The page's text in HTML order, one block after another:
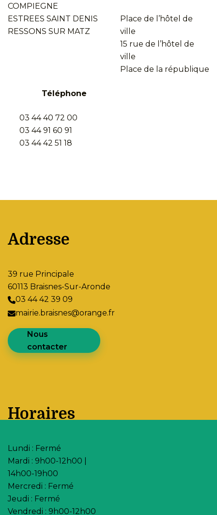
COMPIEGNE
ESTREES SAINT DENIS
RESSONS SUR MATZ
Place de l’hôtel de
ville
15 rue de l’hôtel de
ville
Place de la république
Téléphone
03 44 40 72 00
03 44 91 60 91
03 44 42 51 18
Adresse
39 rue Principale
60113 Braisnes-Sur-Aronde
03 44 42 39 09
mairie.braisnes@orange.fr
Nous
contacter
Horaires
Lundi : Fermé
Mardi : 9h00-12h00 |
14h00-19h00
Mercredi : Fermé
Jeudi : Fermé
Vendredi : 9h00-12h00